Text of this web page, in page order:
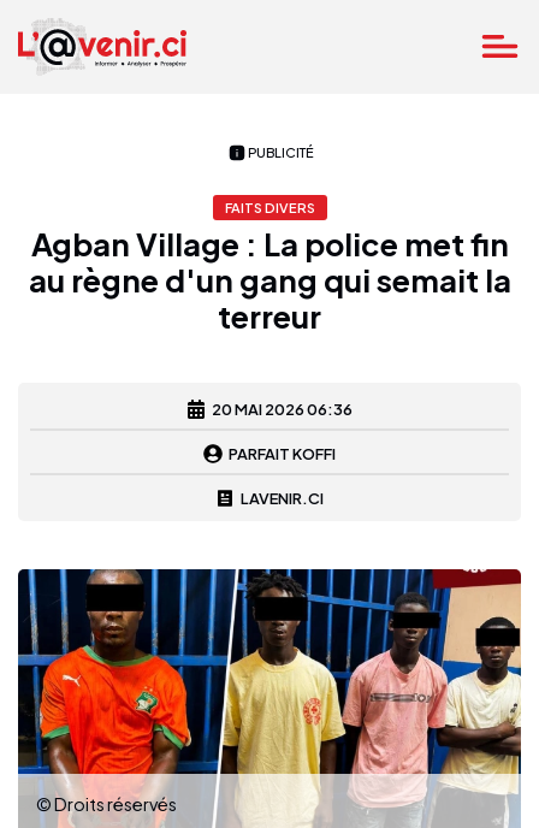
PUBLICITÉ
FAITS DIVERS
Agban Village : La police met fin
au règne d'un gang qui semait la
terreur
20 MAI 2026 06:36
PARFAIT KOFFI
LAVENIR.CI
© Droits réservés